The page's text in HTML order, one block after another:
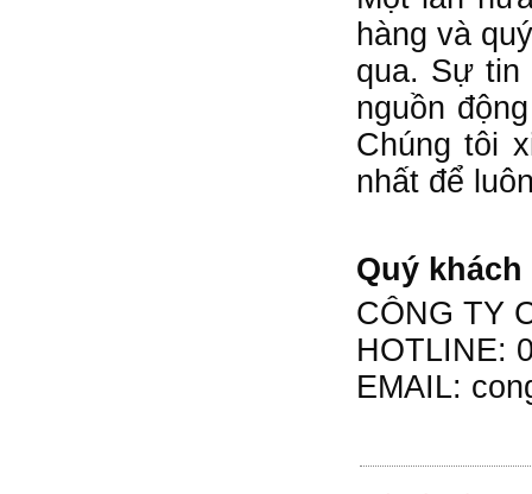
hàng và
qua. Sự tin
nguồn
Chúng tôi
nhất để
Quý
CÔNG TY
HOTLINE:
EMAIL: